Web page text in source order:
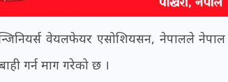
वेयलफेयर एसोशियसन, नेपालले नेपाल
गर्न माग गरेको छ ।